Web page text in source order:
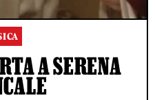
A SERENA